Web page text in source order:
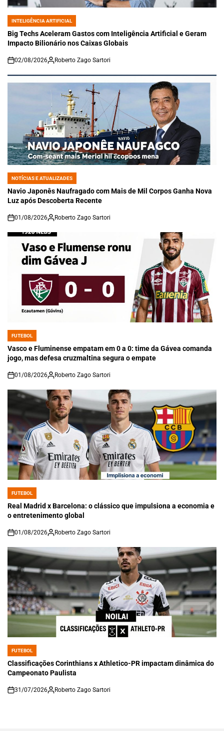
POSTED
IN
INTELIGÊNCIA ARTIFICIAL
Big Techs Aceleram Gastos com Inteligência Artificial e Geram
Impacto Bilionário nos Caixas Globais
on
02/08/2026 Roberto Zago Sartori
POSTED
IN
NOTÍCIAS E ATUALIZADES
Navio Japonês Naufragado com Mais de Mil Corpos Ganha Nova
Luz após Descoberta Recente
on
01/08/2026 Roberto Zago Sartori
POSTED
IN
FUTEBOL
Vasco e Fluminense empatam em 0 a 0: time da Gávea comanda
jogo, mas defesa cruzmaltina segura o empate
on
01/08/2026 Roberto Zago Sartori
POSTED
IN
FUTEBOL
Real Madrid x Barcelona: o clássico que impulsiona a economia e
o entretenimento global
on
01/08/2026 Roberto Zago Sartori
POSTED
IN
FUTEBOL
Classificações Corinthians x Athletico-PR impactam dinâmica do
Campeonato Paulista
on
31/07/2026 Roberto Zago Sartori